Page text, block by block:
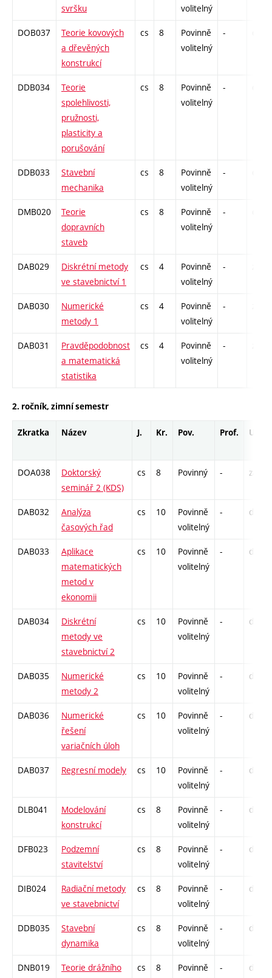
svršku
volitelný
DOB037
Teorie kovových
a dřevěných
konstrukcí
cs 8
Povinně
volitelný
-
DDB034
Teorie
spolehlivosti,
pružnosti,
plasticity a
porušování
cs 8
Povinně
volitelný
-
DDB033
Stavební
mechanika
cs 8
Povinně
volitelný
-
DMB020
Teorie
dopravních
staveb
cs 8
Povinně
volitelný
-
DAB029
Diskrétní metody
ve stavebnictví 1
cs 4
Povinně
volitelný
-
DAB030
Numerické
metody 1
cs 4
Povinně
volitelný
-
DAB031
Pravděpodobnost
a matematická
statistika
cs 4
Povinně
volitelný
-
2. ročník, zimní semestr
Zkratka Název J. Kr. Pov. Prof. Uk.
DOA038
Doktorský
seminář 2 (KDS)
cs 8 Povinný - zá
DAB032
Analýza
časových řad
cs 10
Povinně
volitelný
- drzk
DAB033
Aplikace
matematických
metod v
ekonomii
cs 10
Povinně
volitelný
- drzk
DAB034
Diskrétní
metody ve
stavebnictví 2
cs 10
Povinně
volitelný
- drzk
DAB035
Numerické
metody 2
cs 10
Povinně
volitelný
- drzk
DAB036
Numerické
řešení
variačních úloh
cs 10
Povinně
volitelný
- drzk
DAB037 Regresní modely cs 10
Povinně
volitelný
- drzk
DLB041
Modelování
konstrukcí
cs 8
Povinně
volitelný
- drzk
DFB023
Podzemní
stavitelství
cs 8
Povinně
volitelný
- drzk
DIB024
Radiační metody
ve stavebnictví
cs 8
Povinně
volitelný
- drzk
DDB035
Stavební
dynamika
cs 8
Povinně
volitelný
- drzk
DNB019
Teorie drážního
cs 8
Povinně
- drzk